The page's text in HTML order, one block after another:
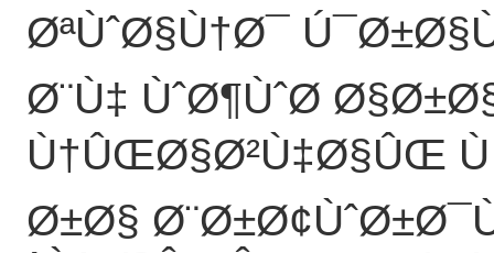
ØªÙˆØ§Ù†Ø¯
Ø¨Ù‡ ÙˆØ¶ÙˆØ­
Ù†ÛŒØ§Ø²Ù‡Ø§ÛŒ
Ø±Ø§